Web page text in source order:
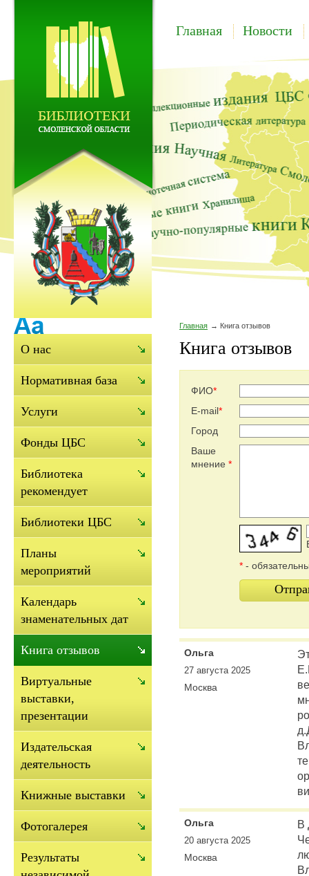
Главная Новости
Главная Книга отзывов
Книга отзывов
ФИО*
E-mail*
Город
Ваше
мнение *
* -
Ольга
27 августа 2025
Москва
Ольга
20 августа 2025
Москва
В
О нас
Нормативная база
Услуги
Фонды ЦБС
Библиотека
рекомендует
Библиотеки ЦБС
Планы
мероприятий
Календарь
знаменательных дат
Книга отзывов
Виртуальные
выставки,
презентации
Издательская
деятельность
Книжные выставки
Фотогалерея
Результаты